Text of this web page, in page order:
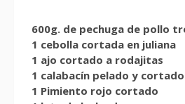
600g. de pechuga de pollo
1 cebolla cortada en juliana
1 ajo cortado a rodajitas
1 calabacín pelado y cortado
1 Pimiento rojo cortado